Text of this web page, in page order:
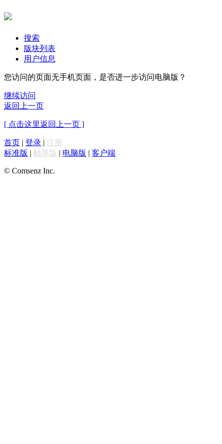
搜索
版块列表
用户信息
您访问的页面无手机页面，是否进一步访问电脑版？
继续访问
返回上一页
[ 点击这里返回上一页 ]
首页 | 登录 | 注册
标准版 | 触屏版 | 电脑版 | 客户端
© Comsenz Inc.